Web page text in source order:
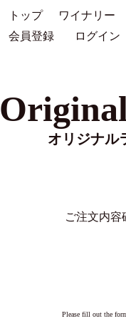
トップ ワイナリー
会員登録
ログイン
オリジナル
ご注文内容
Please fill out the